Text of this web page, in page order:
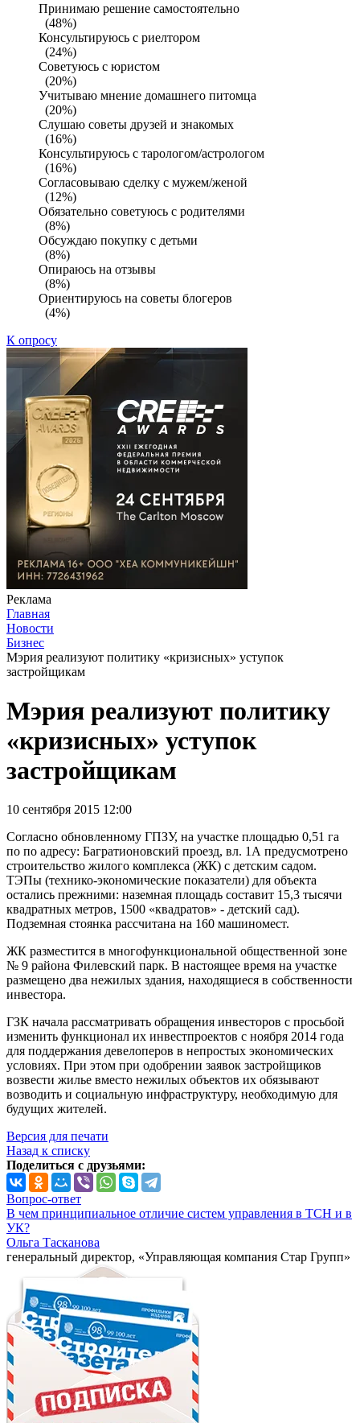
Принимаю решение самостоятельно
(48%)
Консультируюсь с риелтором
(24%)
Советуюсь с юристом
(20%)
Учитываю мнение домашнего питомца
(20%)
Слушаю советы друзей и знакомых
(16%)
Консультируюсь с тарологом/астрологом
(16%)
Согласовываю сделку с мужем/женой
(12%)
Обязательно советуюсь с родителями
(8%)
Обсуждаю покупку с детьми
(8%)
Опираюсь на отзывы
(8%)
Ориентируюсь на советы блогеров
(4%)
К опросу
Реклама
Главная
Новости
Бизнес
Мэрия реализуют политику «кризисных» уступок
застройщикам
Мэрия реализуют политику
«кризисных» уступок
застройщикам
10 сентября 2015 12:00
Согласно обновленному ГПЗУ, на участке площадью 0,51 га
по по адресу: Багратионовский проезд, вл. 1А предусмотрено
строительство жилого комплекса (ЖК) с детским садом.
ТЭПы (технико-экономические показатели) для объекта
остались прежними: наземная площадь составит 15,3 тысячи
квадратных метров, 1500 «квадратов» - детский сад).
Подземная стоянка рассчитана на 160 машиномест.
ЖК разместится в многофункциональной общественной зоне
№ 9 района Филевский парк. В настоящее время на участке
размещено два нежилых здания, находящиеся в собственности
инвестора.
ГЗК начала рассматривать обращения инвесторов с просьбой
изменить функционал их инвестпроектов с ноября 2014 года
для поддержания девелоперов в непростых экономических
условиях. При этом при одобрении заявок застройщиков
возвести жилье вместо нежилых объектов их обязывают
возводить и социальную инфраструктуру, необходимую для
будущих жителей.
Версия для печати
Назад к списку
Поделиться с друзьями:
Вопрос-ответ
В чем принципиальное отличие систем управления в ТСН и в
УК?
Ольга Тасканова
генеральный директор, «Управляющая компания Стар Групп»